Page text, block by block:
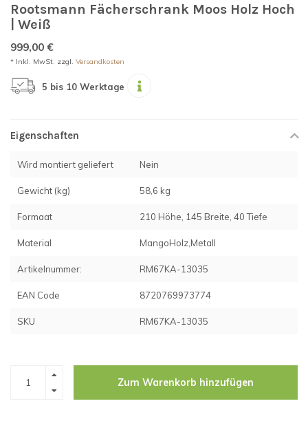
Rootsmann Fächerschrank Moos Holz Hoch
| Weiß
999,00 €
* Inkl. MwSt. zzgl. Versandkosten
5 bis 10 Werktage
Eigenschaften
Wird montiert geliefert Nein
Gewicht (kg) 58,6 kg
Formaat 210 Höhe, 145 Breite, 40 Tiefe
Material MangoHolz,Metall
Artikelnummer: RM67KA-13035
EAN Code 8720769973774
SKU RM67KA-13035
Zum Warenkorb hinzufügen